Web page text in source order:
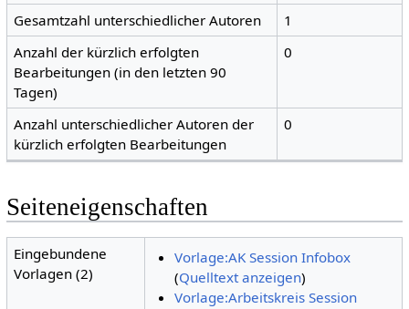
Gesamtzahl unterschiedlicher Autoren
1
Anzahl der kürzlich erfolgten
Bearbeitungen (in den letzten 90
Tagen)
0
Anzahl unterschiedlicher Autoren der
kürzlich erfolgten Bearbeitungen
0
Seiteneigenschaften
Eingebundene
Vorlagen (2)
Vorlage:AK Session Infobox
(Quelltext anzeigen)
Vorlage:Arbeitskreis Session